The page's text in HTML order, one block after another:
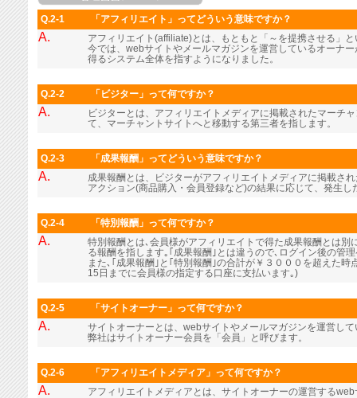
Q.2-1 「アフィリエイト」ってどういう意味ですか？
A.
アフィリエイト(affiliate)とは、もともと「～を提携させる」
今では、webサイトやメールマガジンを運営しているオーナ
得るシステム全体を指すようになりました。
Q.2-2 「ビジター」って何ですか？
A.
ビジターとは、アフィリエイトメディアに掲載されたマーチ
て、マーチャントサイトへと移動する第三者を指します。
Q.2-3 「成果報酬」ってどういう意味ですか？
A.
成果報酬とは、ビジターがアフィリエイトメディアに掲載さ
アクション(商品購入・会員登録など)の結果に応じて、発生し
Q.2-4 「特別報酬」って何ですか？
A.
特別報酬とは､会員様がアフィリエイトで得た成果報酬とは
る報酬を指します｡｢成果報酬｣とは違うので､ログイン後の管
また､｢成果報酬｣と｢特別報酬｣の合計が￥３０００を超えた
15日までに会員様の指定する口座に支払います｡)
Q.2-5 「サイトオーナー」って何ですか？
A.
サイトオーナーとは、webサイトやメールマガジンを運営し
弊社はサイトオーナー会員を「会員」と呼びます。
Q.2-6 「アフィリエイトメディア」って何ですか？
A. アフィリエイトメディアとは、サイトオーナーの運営する